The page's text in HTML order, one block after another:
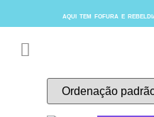
AQUI TEM FOFURA E